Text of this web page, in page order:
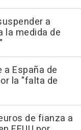
a
la medida de
España de
la "falta de
de fianza a